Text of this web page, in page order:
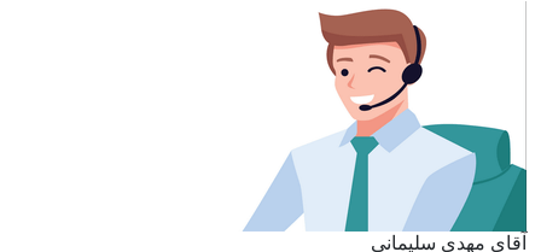
آقای مهدی سلیمانی